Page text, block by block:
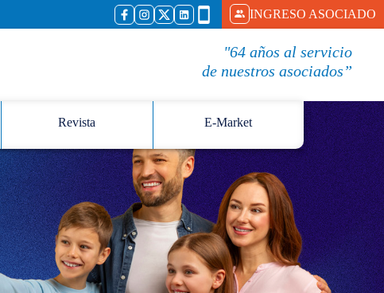
INGRESO ASOCIADO
"64 años al servicio
de nuestros asociados”
Revista E-Market